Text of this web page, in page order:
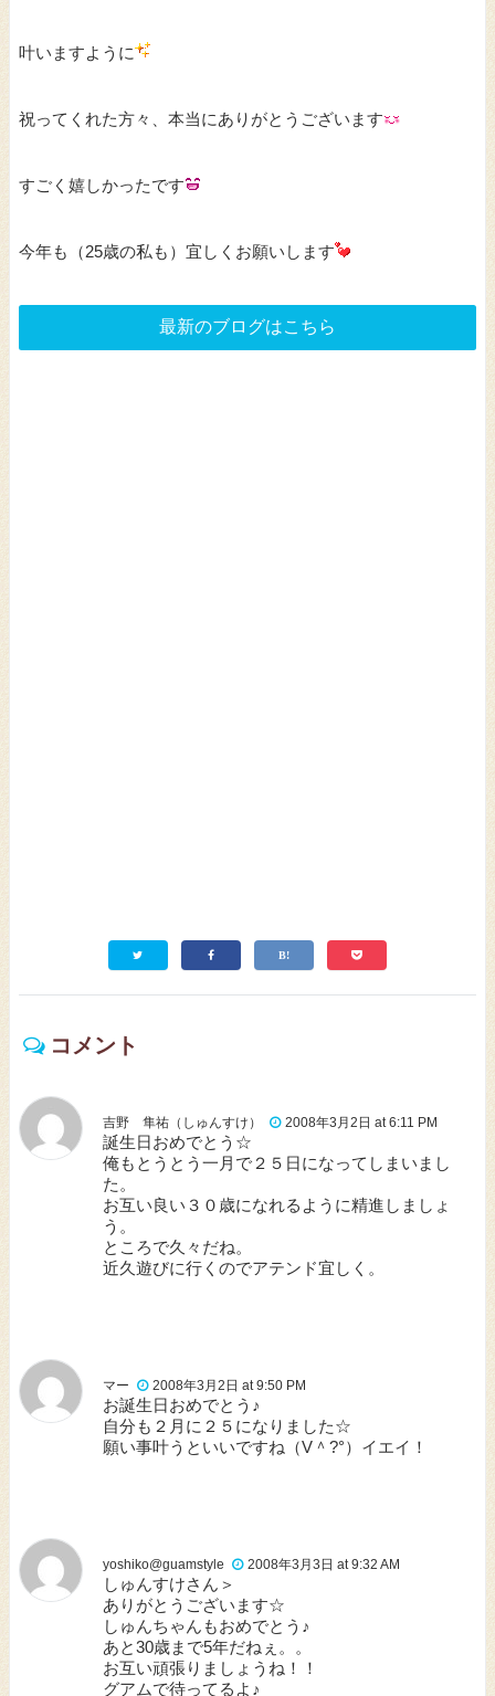
叶いますように
祝ってくれた方々、本当にありがとうございます
すごく嬉しかったです
今年も（25歳の私も）宜しくお願いします
最新のブログはこちら
コメント
吉野 隼祐（しゅんすけ） 2008年3月2日 at 6:11 PM
誕生日おめでとう☆
俺もとうとう一月で２５日になってしまいまし
た。
お互い良い３０歳になれるように精進しましょ
う。
ところで久々だね。
近久遊びに行くのでアテンド宜しく。
マー 2008年3月2日 at 9:50 PM
お誕生日おめでとう♪
自分も２月に２５になりました☆
願い事叶うといいですね（V＾?°）イエイ！
yoshiko@guamstyle 2008年3月3日 at 9:32 AM
しゅんすけさん＞
ありがとうございます☆
しゅんちゃんもおめでとう♪
あと30歳まで5年だねぇ。。
お互い頑張りましょうね！！
グアムで待ってるよ♪